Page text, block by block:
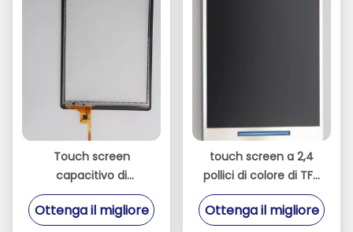
Touch screen
capacitivo di
superficie
dell'interfaccia a 8
Ottenga il migliore
touch screen a 2,4
pollici di colore di TFT
di colore 262K con
un'interfaccia di 8080
Ottenga il migliore